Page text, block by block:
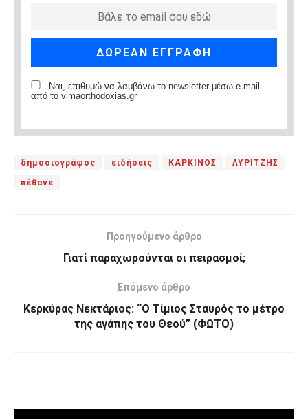
Ναι, επιθυμώ να λαμβάνω το newsletter μέσω e-mail
από το vimaorthodoxias.gr
δημοσιογράφος ειδήσεις ΚΑΡΚΙΝΟΣ ΛΥΡΙΤΖΗΣ
πέθανε
Προηγούμενο άρθρο
Γιατί παραχωρούνται οι πειρασμοί;
Επόμενο άρθρο
Κερκύρας Νεκτάριος: “Ο Τίμιος Σταυρός το μέτρο
της αγάπης του Θεού” (ΦΩΤΟ)